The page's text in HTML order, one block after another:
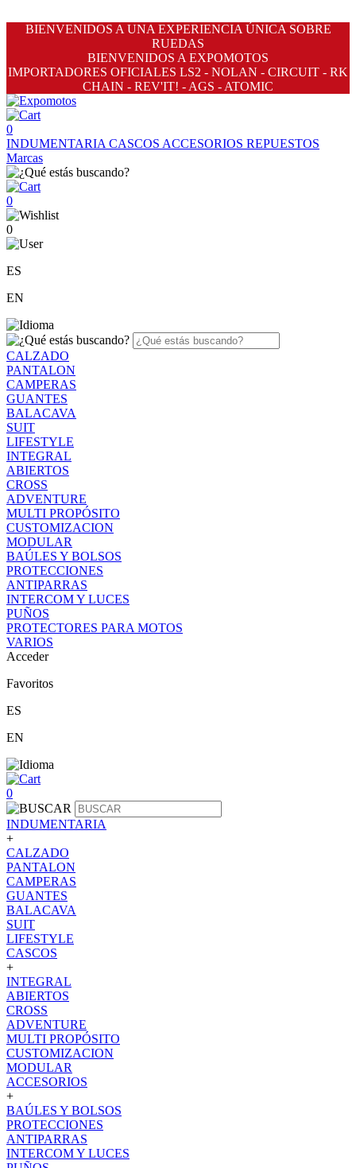
BIENVENIDOS A UNA EXPERIENCIA ÚNICA SOBRE
RUEDAS
BIENVENIDOS A EXPOMOTOS
IMPORTADORES OFICIALES LS2 - NOLAN - CIRCUIT - RK
CHAIN - REV'IT! - AGS - ATOMIC
0
INDUMENTARIA CASCOS ACCESORIOS REPUESTOS
Marcas
0
0
ES
EN
CALZADO
PANTALON
CAMPERAS
GUANTES
BALACAVA
SUIT
LIFESTYLE
INTEGRAL
ABIERTOS
CROSS
ADVENTURE
MULTI PROPÓSITO
CUSTOMIZACION
MODULAR
BAÚLES Y BOLSOS
PROTECCIONES
ANTIPARRAS
INTERCOM Y LUCES
PUÑOS
PROTECTORES PARA MOTOS
VARIOS
Acceder
Favoritos
ES
EN
0
INDUMENTARIA
+
CALZADO
PANTALON
CAMPERAS
GUANTES
BALACAVA
SUIT
LIFESTYLE
CASCOS
+
INTEGRAL
ABIERTOS
CROSS
ADVENTURE
MULTI PROPÓSITO
CUSTOMIZACION
MODULAR
ACCESORIOS
+
BAÚLES Y BOLSOS
PROTECCIONES
ANTIPARRAS
INTERCOM Y LUCES